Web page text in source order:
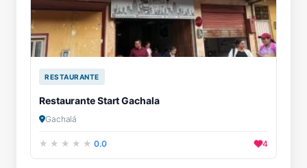
RESTAURANTE
Restaurante Start Gachala
Gachalá
0.0 4